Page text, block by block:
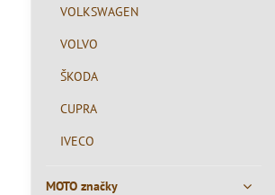
VOLKSWAGEN
VOLVO
ŠKODA
CUPRA
IVECO
MOTO značky